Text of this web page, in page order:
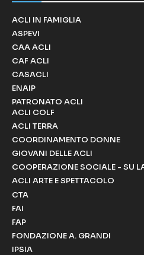
ACLI IN FAMIGLIA
ASPEVI
CAA ACLI
CAF ACLI
CASACLI
ENAIP
PATRONATO ACLI
ACLI COLF
ACLI TERRA
COORDINAMENTO DONNE
GIOVANI DELLE ACLI
COOPERAZIONE SOCIALE - SU
ACLI ARTE E SPETTACOLO
CTA
FAI
FAP
FONDAZIONE A. GRANDI
IPSIA